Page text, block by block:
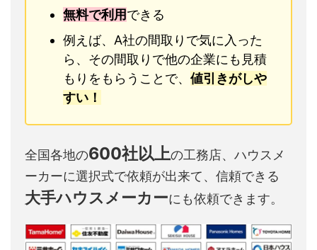
無料で利用できる
例えば、A社の間取りで気に入った
ら、その間取りで他の企業にも見積
もりをもらうことで、 値引きがしや
すい！
全国各地の600社以上の工務店、ハウスメ
ーカーに選択式で依頼が出来て、信頼できる
大手ハウスメーカーにも依頼できます。